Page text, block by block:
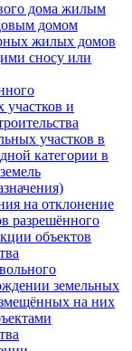
дома жилым
домом
жилых домов
сносу или
участков и
участков в
категории в
на отклонение
разрешённого
объектов
земельных
на них